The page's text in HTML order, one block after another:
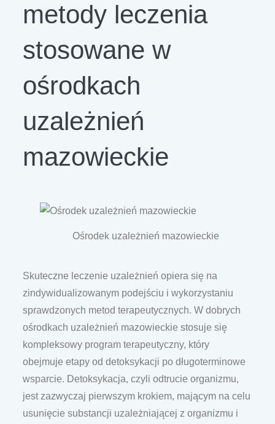
metody leczenia
stosowane w
ośrodkach
uzależnień
mazowieckie
Ośrodek uzależnień mazowieckie
Skuteczne leczenie uzależnień opiera się na
zindywidualizowanym podejściu i wykorzystaniu
sprawdzonych metod terapeutycznych. W dobrych
ośrodkach uzależnień mazowieckie stosuje się
kompleksowy program terapeutyczny, który
obejmuje etapy od detoksykacji po długoterminowe
wsparcie. Detoksykacja, czyli odtrucie organizmu,
jest zazwyczaj pierwszym krokiem, mającym na celu
usunięcie substancji uzależniającej z organizmu i